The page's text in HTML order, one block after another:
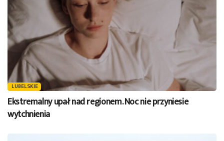
LUBELSKIE
Ekstremalny upał nad regionem. Noc nie przyniesie
wytchnienia